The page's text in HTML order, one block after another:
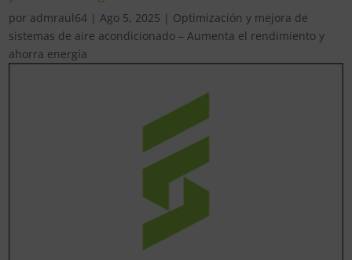
por admraul64 |Ago 5, 2025 | Optimización y mejora de
sistemas de aire acondicionado – Aumenta el rendimiento y
ahorra energía